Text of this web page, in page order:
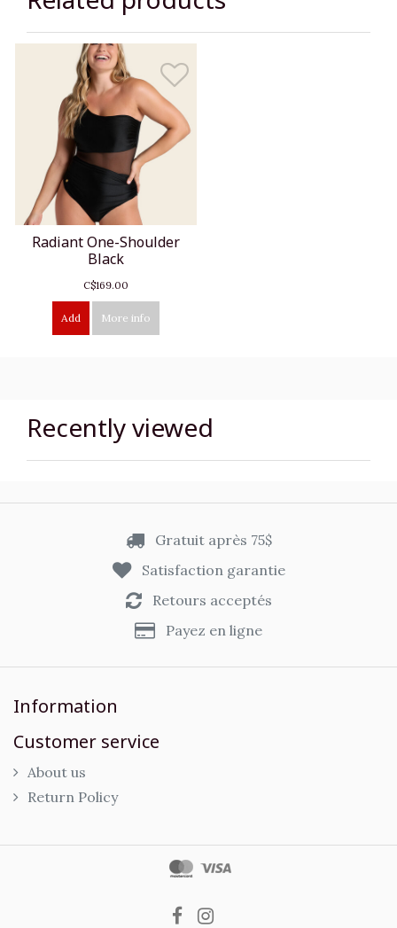
Radiant One-Shoulder
Black
C$169.00
Add More info
Recently viewed
Gratuit après 75$
Satisfaction garantie
Retours acceptés
Payez en ligne
Information
Customer service
About us
Return Policy